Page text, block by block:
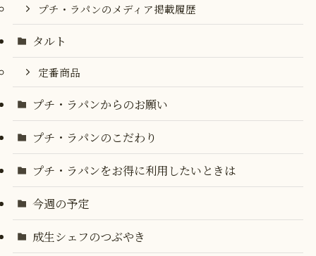
プチ・ラパンのメディア掲載履歴
タルト
定番商品
プチ・ラパンからのお願い
プチ・ラパンのこだわり
プチ・ラパンをお得に利用したいときは
今週の予定
成生シェフのつぶやき